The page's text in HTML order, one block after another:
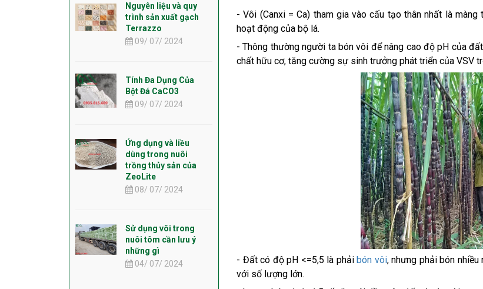
- Vôi (Canxi = Ca) tham gia vào cấu tạo thân nhất là
hoạt động của bộ lá.
- Thông thường người ta bón vôi để nâng cao độ pH của
chất hữu cơ, tăng cường sự sinh trưởng phát triển của VSV
- Đất có độ pH <=5,5 là phảibón vôi, nhưng phải bón
với số lượng lớn.
Nguyên liệu và quy
trình sản xuất gạch
Terrazzo
09/ 07/ 2024
Tính Đa Dụng Của
Bột Đá CaCO3
09/ 07/ 2024
Ứng dụng và liều
dùng trong nuôi
trồng thủy sản của
ZeoLite
08/ 07/ 2024
Sử dụng vôi trong
nuôi tôm cần lưu ý
những gì
04/ 07/ 2024